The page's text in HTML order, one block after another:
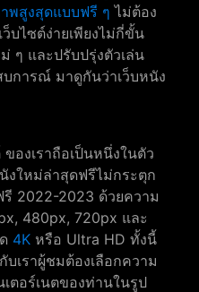
พสูงสุดแบบฟรี ๆ ไม่ต้อง
บไซต์ง่ายเพียงไม่กี่ขั้น
ๆ และปรับปรุ่งตัวเล่น
การณ์ มาดูกันว่าเว็บหนัง
ของเราถือเป็นหนึ่งในตัว
งใหม่ล่าสุดฟรีไม่กระตุก
2022-2023 ด้วยความ
480px, 720px และ
4K หรือ Ultra HD ทั้งนี้
เราผู้ชมต้องเลือกความ
ตอร์เนตของท่านในรูป